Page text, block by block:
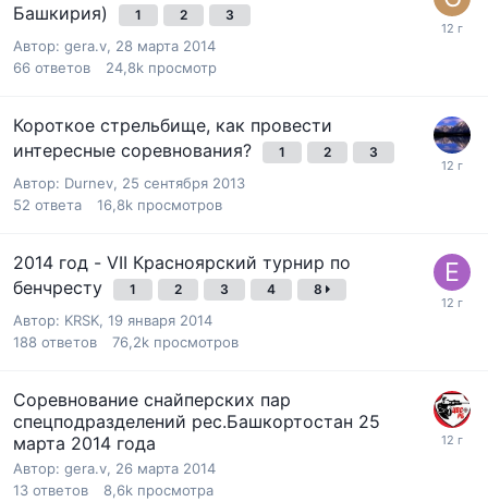
Башкирия)
1 2 3
Автор: gera.v, 28 марта 2014
66 ответов 24,8k просмотр
Короткое стрельбище, как провести
интересные соревнования?
1 2 3
Автор: Durnev, 25 сентября 2013
52 ответа 16,8k просмотров
2014 год - VII Красноярский турнир по
бенчресту
1 2 3 4 8
Автор: KRSK, 19 января 2014
188 ответов 76,2k просмотров
Соревнование снайперских пар
спецподразделений рес.Башкортостан 25
марта 2014 года
Автор: gera.v, 26 марта 2014
13 ответов 8,6k просмотра